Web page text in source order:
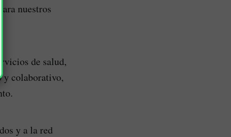
nuestros
de salud,
y colaborativo,
y a la red